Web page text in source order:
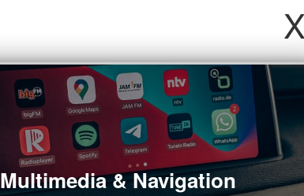
Multimedia & Navigation